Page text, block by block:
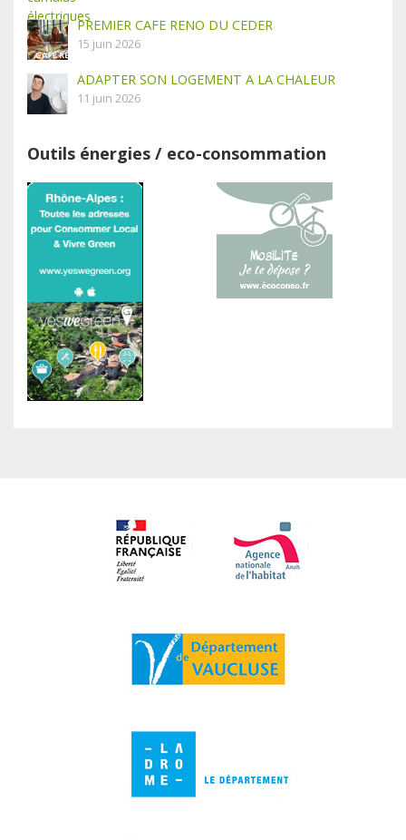
PREMIER CAFE RENO DU CEDER
15 juin 2026
ADAPTER SON LOGEMENT A LA CHALEUR
11 juin 2026
Outils énergies / eco-consommation